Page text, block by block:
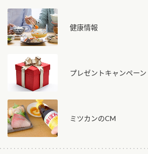
健康情報
プレゼントキャンペーン
ミツカンのCM